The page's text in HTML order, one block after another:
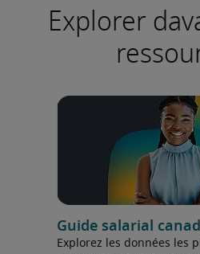
Explorer
Guide salarial
Explorez les données les